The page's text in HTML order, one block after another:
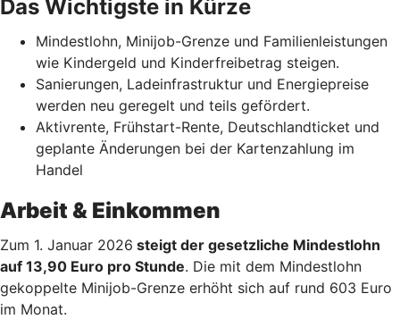
Das Wichtigste in Kürze
Mindestlohn, Minijob-Grenze und Familienleistungen
wie Kindergeld und Kinderfreibetrag steigen.
Sanierungen, Ladeinfrastruktur und Energiepreise
werden neu geregelt und teils gefördert.
Aktivrente, Frühstart-Rente, Deutschlandticket und
geplante Änderungen bei der Kartenzahlung im
Handel
Arbeit & Einkommen
Zum 1. Januar 2026 steigt der gesetzliche Mindestlohn
auf 13,90 Euro pro Stunde. Die mit dem Mindestlohn
gekoppelte Minijob-Grenze erhöht sich auf rund 603 Euro
im Monat.